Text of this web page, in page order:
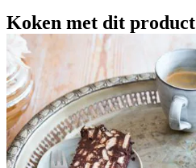
Koken met dit product